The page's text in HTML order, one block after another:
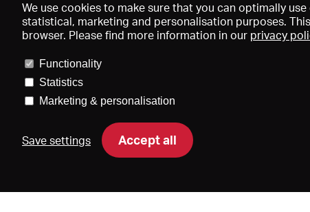
We use cookies to make sure that you can optimally
statistical, marketing and personalisation purposes.
browser. Please find more information in our privacy
Functionality
Statistics
Marketing & personalisation
Save settings Accept all